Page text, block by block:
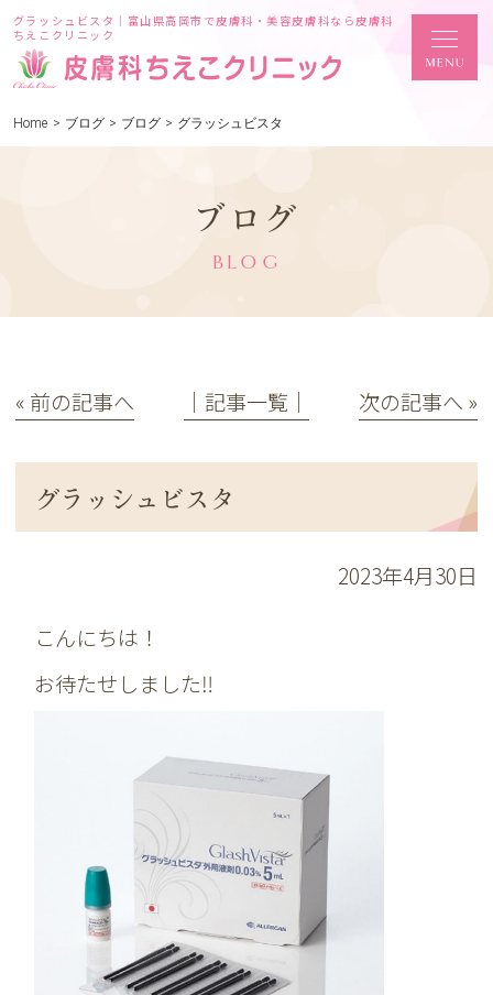
グラッシュビスタ｜富山県高岡市で皮膚科・美容皮膚科なら皮膚科
ちえこクリニック
Home > ブログ > ブログ > グラッシュビスタ
ブログ
BLOG
« 前の記事へ │記事一覧│ 次の記事へ »
グラッシュビスタ
2023年4月30日
こんにちは！
お待たせしました‼